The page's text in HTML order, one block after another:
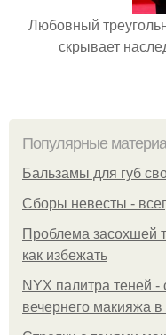
Любовный
скрывает
Популярные
Бальзамы для губ
Сборы невесты -
Проблема засохшей
как избежать
NYX палитра теней -
вечернего макияжа в